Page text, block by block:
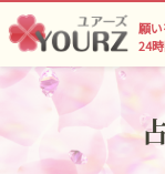
願
24